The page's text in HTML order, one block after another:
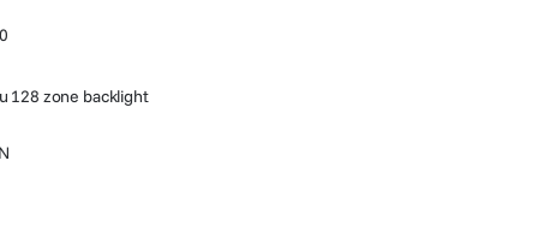
128 zone backlight